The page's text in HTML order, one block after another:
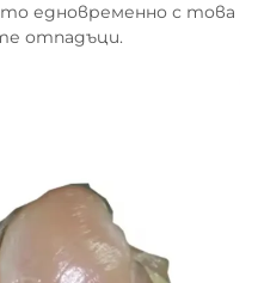
едновременно с това
отпадъци.